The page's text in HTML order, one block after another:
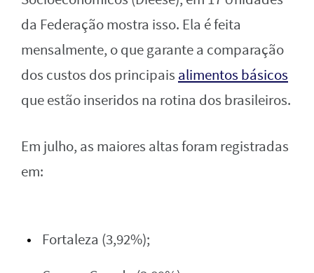
da Federação mostra isso. Ela é feita
mensalmente, o que garante a comparação
dos custos dos principais alimentos básicos
que estão inseridos na rotina dos brasileiros.
Em julho, as maiores altas foram registradas
em:
Fortaleza (3,92%);